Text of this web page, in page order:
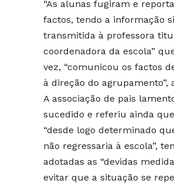
“As alunas fugiram e
factos, tendo a informação
transmitida à professora
coordenadora da escola”
vez, “comunicou os factos
à direção do agrupamento”,
A associação de pais
sucedido e referiu ainda
“desde logo determinado
não regressaria à escola”,
adotadas as “devidas
evitar que a situação se